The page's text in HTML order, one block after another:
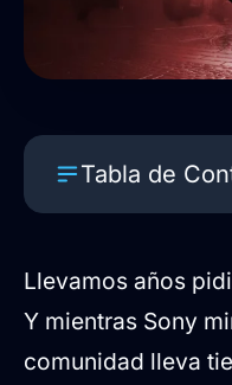
Tabla de
¿Qué ha
¿Y el frame
¿Podría Sony
Llevamos años
Y mientras Sony
comunidad lleva